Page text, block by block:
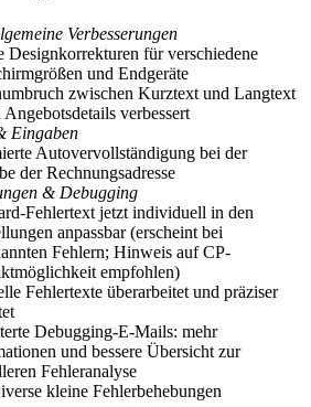
Verbesserungen
Designkorrekturen für verschiedene
und Endgeräte
zwischen Kurztext und Langtext
Angebotsdetails verbessert
Eingaben
Autovervollständigung bei der
der Rechnungsadresse
& Debugging
Fehlertext jetzt individuell in den
anpassbar (erscheint bei
Fehlern; Hinweis auf CP-
empfohlen)
Fehlertexte überarbeitet und präziser
Debugging-E-Mails: mehr
und bessere Übersicht zur
Fehleranalyse
kleine Fehlerbehebungen